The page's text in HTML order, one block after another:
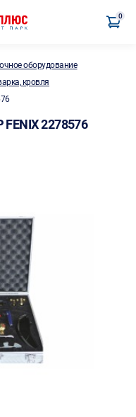
0
оборудование
кровля
2278576